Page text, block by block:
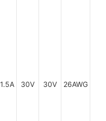
1.5A 30V 30V 26AWG